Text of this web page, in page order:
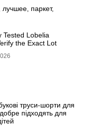
лучшее, паркет,
Tested Lobelia
the Exact Lot
труси-шорти для
підходять для